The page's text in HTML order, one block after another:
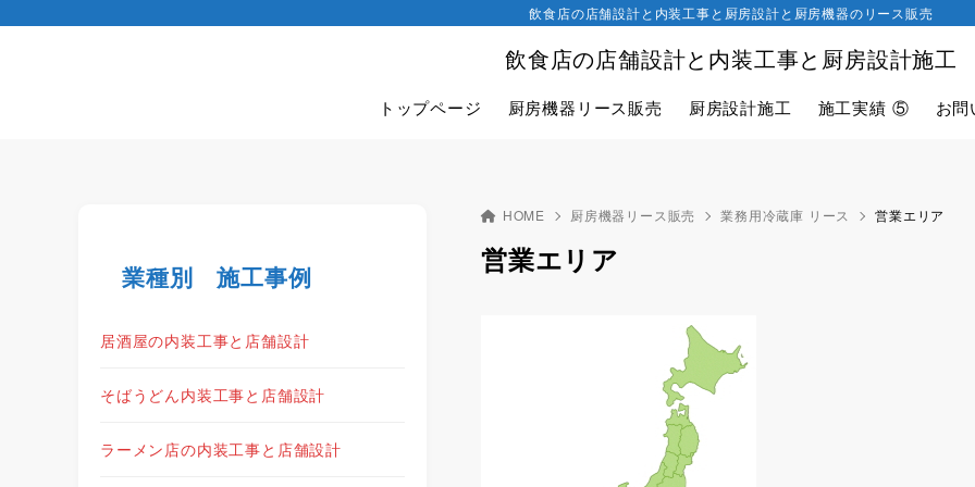
飲食店の店舗設計と内装工事と厨房設計施工
飲食店の店舗設計と内装工事と厨房設計と厨房機器のリース販売
トップページ 厨房機器リース販売 厨房設計施工 施工実績 ⑤ お
HOME 厨房機器リース販売 業務用冷蔵庫 リース 営業エリア
営業エリア
業種別 施工事例
居酒屋の内装工事と店舗設計
そばうどん内装工事と店舗設計
ラーメン店の内装工事と店舗設計